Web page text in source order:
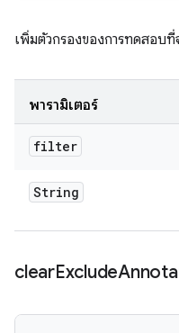
เพิ่มตัวกรองของการทดสอบที่
พารามิเตอร์
filter
String
clearExclude